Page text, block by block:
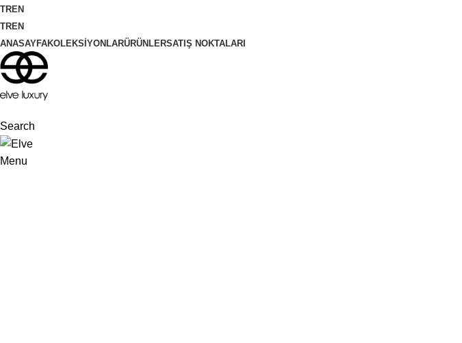
TREN
TREN
ANASAYFAKOLEKSIYONLARÜRÜNLERSATIŞ NOKTALARI
Search
Menu